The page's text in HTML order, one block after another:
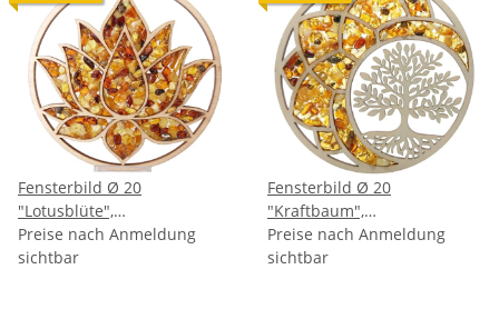
Fensterbild Ø 20
"Lotusblüte",
Bernstein/Birke
Preise nach Anmeldung
sichtbar
Fensterbild Ø 20
"Kraftbaum",
Bernstein/Birke
Preise nach Anmeldung
sichtbar